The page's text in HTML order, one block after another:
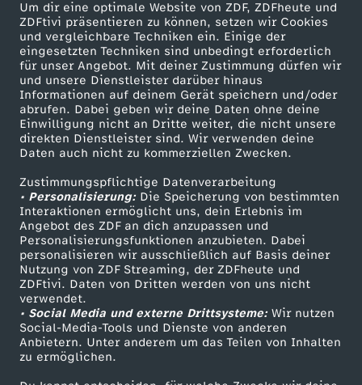
Um dir eine optimale Website von ZDF, ZDFheute und
ZDFtivi präsentieren zu können, setzen wir Cookies
und vergleichbare Techniken ein. Einige der
eingesetzten Techniken sind unbedingt erforderlich
für unser Angebot. Mit deiner Zustimmung dürfen wir
und unsere Dienstleister darüber hinaus
Informationen auf deinem Gerät speichern und/oder
abrufen. Dabei geben wir deine Daten ohne deine
Einwilligung nicht an Dritte weiter, die nicht unsere
direkten Dienstleister sind. Wir verwenden deine
Daten auch nicht zu kommerziellen Zwecken.
Zustimmungspflichtige Datenverarbeitung
• Personalisierung:Die Speicherung von bestimmten
Interaktionen ermöglicht uns, dein Erlebnis im
Angebot des ZDF an dich anzupassen und
Personalisierungsfunktionen anzubieten. Dabei
personalisieren wir ausschließlich auf Basis deiner
Nutzung von ZDF Streaming, der ZDFheute und
ZDFtivi. Daten von Dritten werden von uns nicht
verwendet.
• Social Media und externe Drittsysteme:Wir nutzen
Social-Media-Tools und Dienste von anderen
Anbietern. Unter anderem um das Teilen von Inhalten
zu ermöglichen.
J
a
c
q
u
e
s
C
h
i
Mehr ZDF
ZDF-Apps
Smart TV
ZDFtext
Livestreams
Sendungen A-Z
TV-Programm
Service
ZDFmitreden
Kontakt zum ZDF
Tickets
Zuschauerservice
Hilfe
ZDF Unternehmen
Karriere